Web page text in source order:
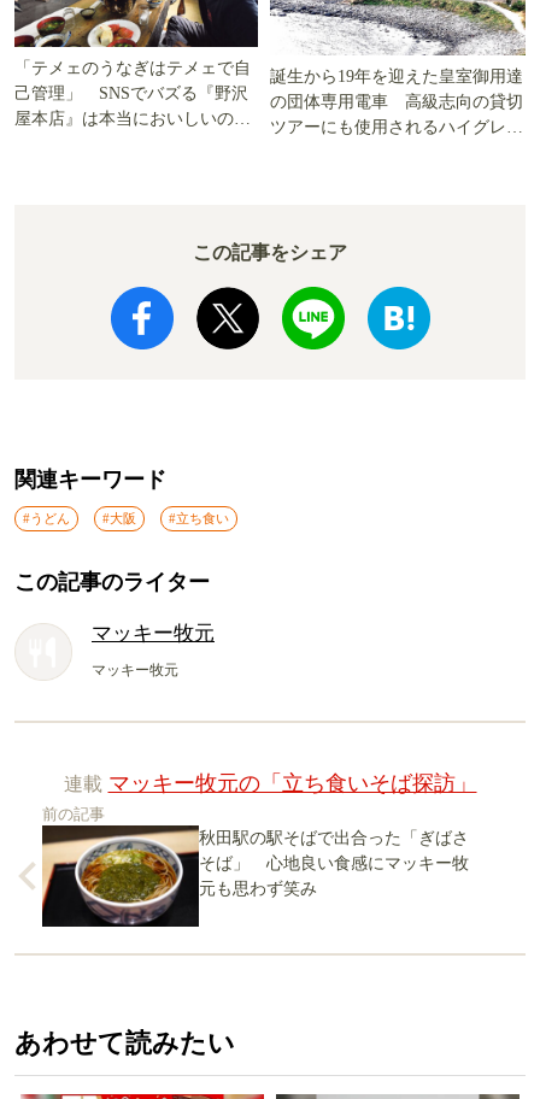
「テメェのうなぎはテメェで自
己管理」 SNSでバズる『野沢
屋本店』は本当においしいの
誕生から19年を迎えた皇室御用達
の団体専用電車 高級志向の貸切
ツアーにも使用されるハイグレー
この記事をシェア
関連キーワード
#うどん #大阪 #立ち食い
この記事のライター
マッキー牧元
マッキー牧元
連載 マッキー牧元の「立ち食いそば探訪」
前の記事
秋田駅の駅そばで出合った「ぎばさ
そば」 心地良い食感にマッキー牧
元も思わず笑み
あわせて読みたい